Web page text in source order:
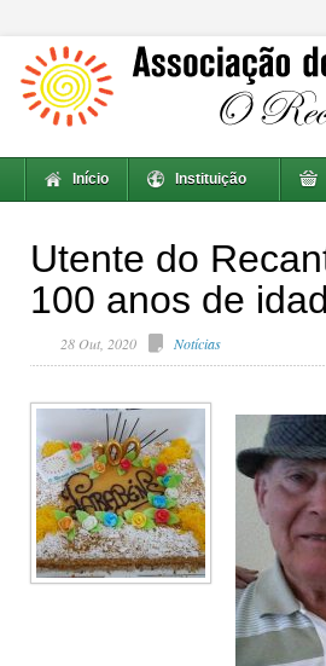
Início Instituição
Utente do
100 anos de
28 Out, 2020 Notícias